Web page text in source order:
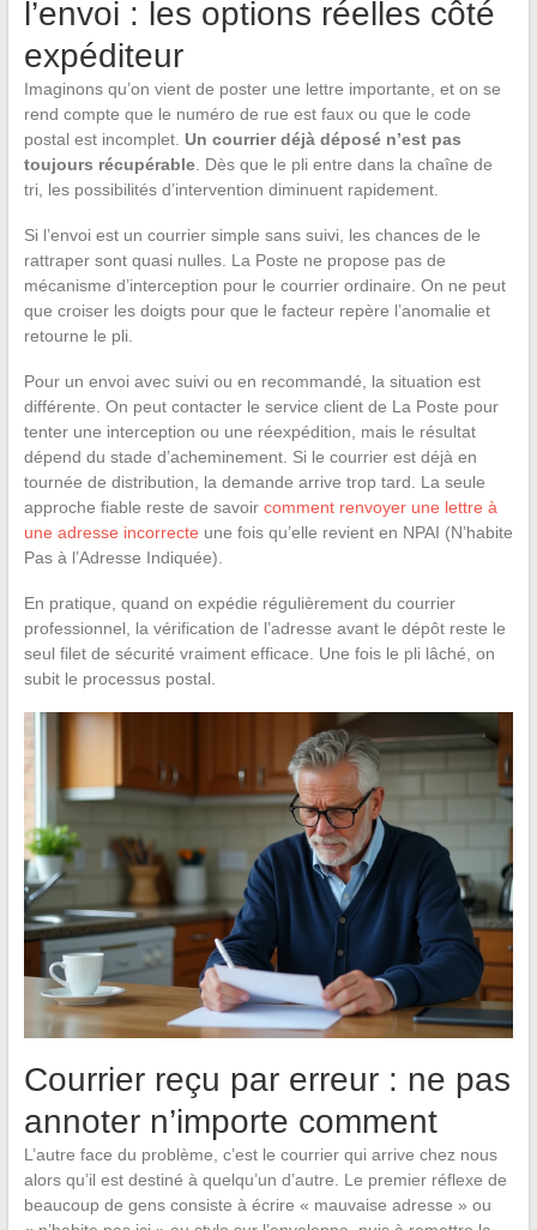
l’envoi : les options réelles côté
expéditeur
Imaginons qu’on vient de poster une lettre importante, et on se
rend compte que le numéro de rue est faux ou que le code
postal est incomplet. Un courrier déjà déposé n’est pas
toujours récupérable. Dès que le pli entre dans la chaîne de
tri, les possibilités d’intervention diminuent rapidement.
Si l’envoi est un courrier simple sans suivi, les chances de le
rattraper sont quasi nulles. La Poste ne propose pas de
mécanisme d’interception pour le courrier ordinaire. On ne peut
que croiser les doigts pour que le facteur repère l’anomalie et
retourne le pli.
Pour un envoi avec suivi ou en recommandé, la situation est
différente. On peut contacter le service client de La Poste pour
tenter une interception ou une réexpédition, mais le résultat
dépend du stade d’acheminement. Si le courrier est déjà en
tournée de distribution, la demande arrive trop tard. La seule
approche fiable reste de savoir comment renvoyer une lettre à
une adresse incorrecte une fois qu’elle revient en NPAI (N’habite
Pas à l’Adresse Indiquée).
En pratique, quand on expédie régulièrement du courrier
professionnel, la vérification de l’adresse avant le dépôt reste le
seul filet de sécurité vraiment efficace. Une fois le pli lâché, on
subit le processus postal.
Courrier reçu par erreur : ne pas
annoter n’importe comment
L’autre face du problème, c’est le courrier qui arrive chez nous
alors qu’il est destiné à quelqu’un d’autre. Le premier réflexe de
beaucoup de gens consiste à écrire « mauvaise adresse » ou